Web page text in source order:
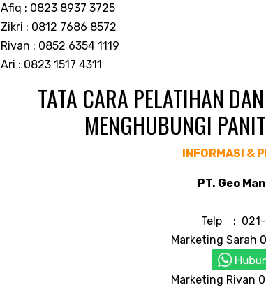
Afiq : 0823 8937 3725
Zikri : 0812 7686 8572
Rivan : 0852 6354 1119
Ari : 0823 1517 4311
TATA CARA PELATIHAN
MENGHUBUNGI
INFORMASI &
PT. Geo
Telp : 021-
Marketing Sarah
Marketing Rivan